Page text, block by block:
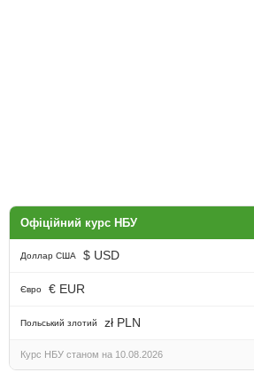
Офіційний курс НБУ
Доллар США $ USD
Євро € EUR
Польський злотий zł PLN
Курс НБУ станом на 10.08.2026